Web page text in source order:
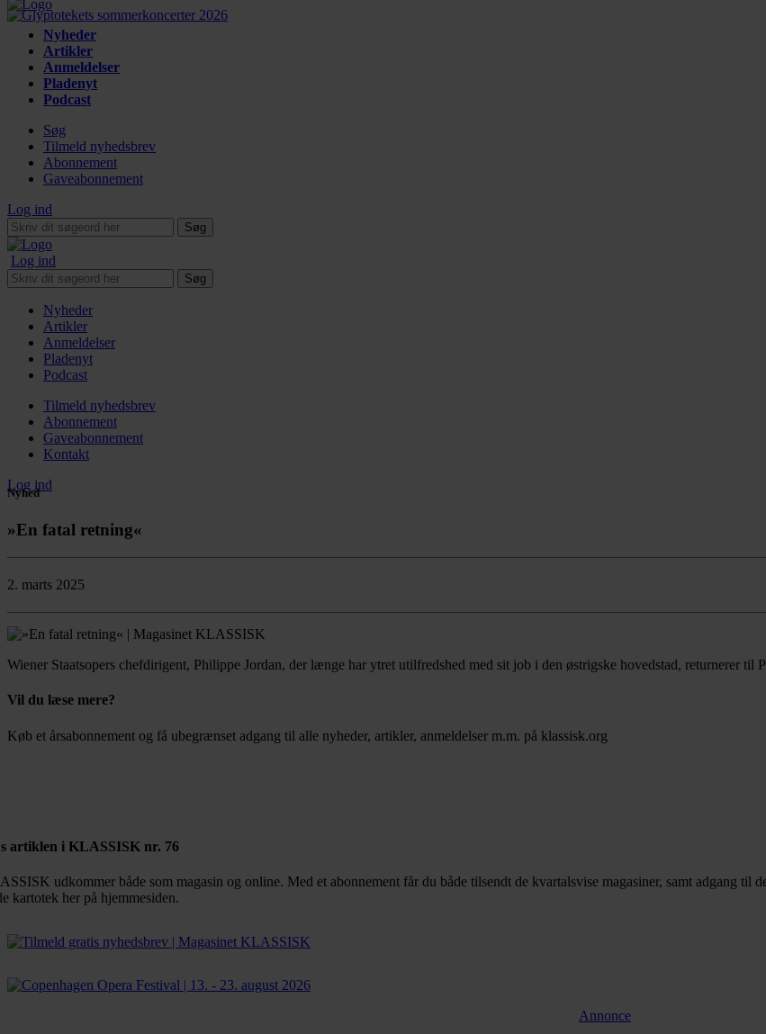
Nyheder
Artikler
Anmeldelser
Pladenyt
Podcast
Søg
Tilmeld nyhedsbrev
Abonnement
Gaveabonnement
Log ind
Søg
Log ind
Søg
Nyheder
Artikler
Anmeldelser
Pladenyt
Podcast
Tilmeld nyhedsbrev
Abonnement
Gaveabonnement
Kontakt
Log ind
Nyhed
»En fatal retning«
2. marts 2025
Wiener Staatsopers chefdirigent, Philippe Jordan, der længe har ytret utilfredshed med sit job i den østrigske hovedstad, returnerer til
Vil du læse mere?
Køb et årsabonnement og få ubegrænset adgang til alle nyheder, artikler, anmeldelser m.m. på klassisk.org
artiklen i KLASSISK nr. 76
udkommer både som magasin og online. Med et abonnement får du både tilsendt de kvartalsvise magasiner, samt adgang til
kartotek her på hjemmesiden.
Annonce